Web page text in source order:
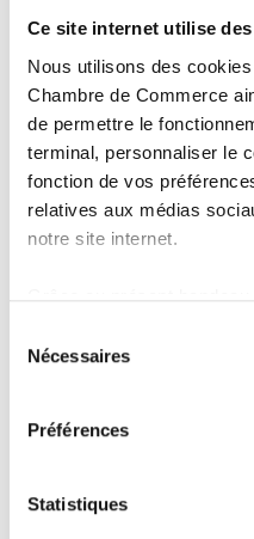
Ce site internet utilise
Nous utilisons des
Chambre de Commerce
de permettre le
terminal, personnaliser le
fonction de vos
relatives aux médias
notre site internet.
Grâce au présent
à l’exception des cookies
fonctionnement du site.
cookies est accessible
dessus.
Il est précisé que la
fonctionnalités (ex :
Nécessaires
Préférences
Statistiques
LuxConnect a
complète du cycle de
de construction, avec
du label « NEUTRAL
Construction,
intégrale des
Afin de répondre aux
la construction d’un
niveaux, offrant 225
bornes de recharge
débutera en 2026 sur